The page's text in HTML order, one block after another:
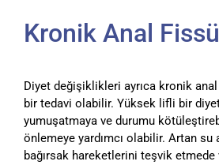
Kronik Anal
Diyet değişiklikleri ayrıca kronik
bir tedavi olabilir. Yüksek lifli bir diyet
yumuşatmaya ve durumu
önlemeye yardımcı olabilir. Artan su
bağırsak hareketlerini teşvik etmede